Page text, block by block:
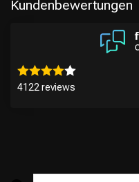
Kundenbewertungen
4122 reviews